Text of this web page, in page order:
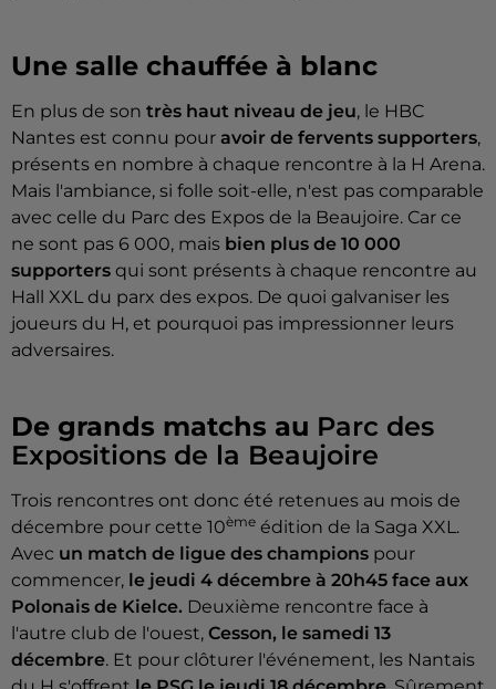
Une salle chauffée à blanc
En plus de son très haut niveau de jeu, le HBC
Nantes est connu pour avoir de fervents supporters,
présents en nombre à chaque rencontre à la H Arena.
Mais l'ambiance, si folle soit-elle, n'est pas comparable
avec celle du Parc des Expos de la Beaujoire. Car ce
ne sont pas 6 000, mais bien plus de 10 000
supporters qui sont présents à chaque rencontre au
Hall XXL du parx des expos. De quoi galvaniser les
joueurs du H, et pourquoi pas impressionner leurs
adversaires.
De grands matchs au Parc des
Expositions de la Beaujoire
Trois rencontres ont donc été retenues au mois de
décembre pour cette 10ème édition de la Saga XXL.
Avec un match de ligue des champions pour
commencer, le jeudi 4 décembre à 20h45 face aux
Polonais de Kielce. Deuxième rencontre face à
l'autre club de l'ouest, Cesson, le samedi 13
décembre. Et pour clôturer l'événement, les Nantais